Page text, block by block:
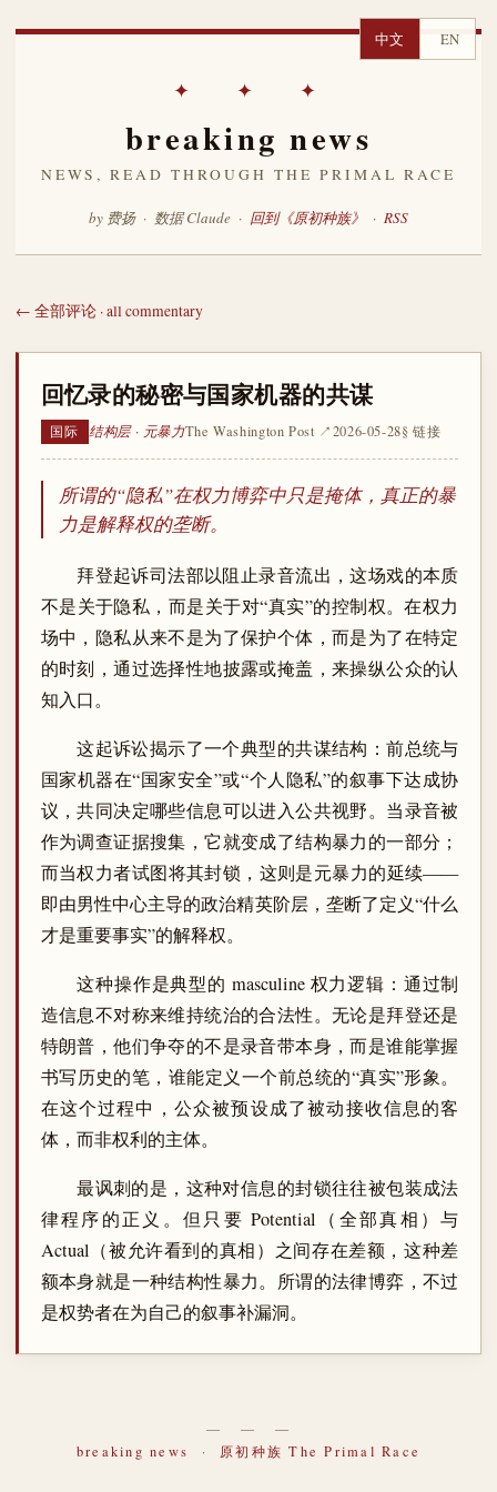
中文 EN
✦ ✦ ✦
breaking news
NEWS, READ THROUGH THE PRIMAL RACE
by 费扬 · 数据 Claude · 回到《原初种族》 · RSS
← 全部评论 · all commentary
回忆录的秘密与国家机器的共谋
国际 结构层 · 元暴力The Washington Post ↗2026-05-28§ 链接
所谓的“隐私”在权力博弈中只是掩体，真正的暴
力是解释权的垄断。
拜登起诉司法部以阻止录音流出，这场戏的本质
不是关于隐私，而是关于对“真实”的控制权。在权力
场中，隐私从来不是为了保护个体，而是为了在特定
的时刻，通过选择性地披露或掩盖，来操纵公众的认
知入口。
这起诉讼揭示了一个典型的共谋结构：前总统与
国家机器在“国家安全”或“个人隐私”的叙事下达成协
议，共同决定哪些信息可以进入公共视野。当录音被
作为调查证据搜集，它就变成了结构暴力的一部分；
而当权力者试图将其封锁，这则是元暴力的延续——
即由男性中心主导的政治精英阶层，垄断了定义“什么
才是重要事实”的解释权。
这种操作是典型的 masculine 权力逻辑：通过制
造信息不对称来维持统治的合法性。无论是拜登还是
特朗普，他们争夺的不是录音带本身，而是谁能掌握
书写历史的笔，谁能定义一个前总统的“真实”形象。
在这个过程中，公众被预设成了被动接收信息的客
体，而非权利的主体。
最讽刺的是，这种对信息的封锁往往被包装成法
律程序的正义。但只要 Potential（全部真相）与
Actual（被允许看到的真相）之间存在差额，这种差
额本身就是一种结构性暴力。所谓的法律博弈，不过
是权势者在为自己的叙事补漏洞。
― ― ―
breaking news
· 原初种族 The Primal Race